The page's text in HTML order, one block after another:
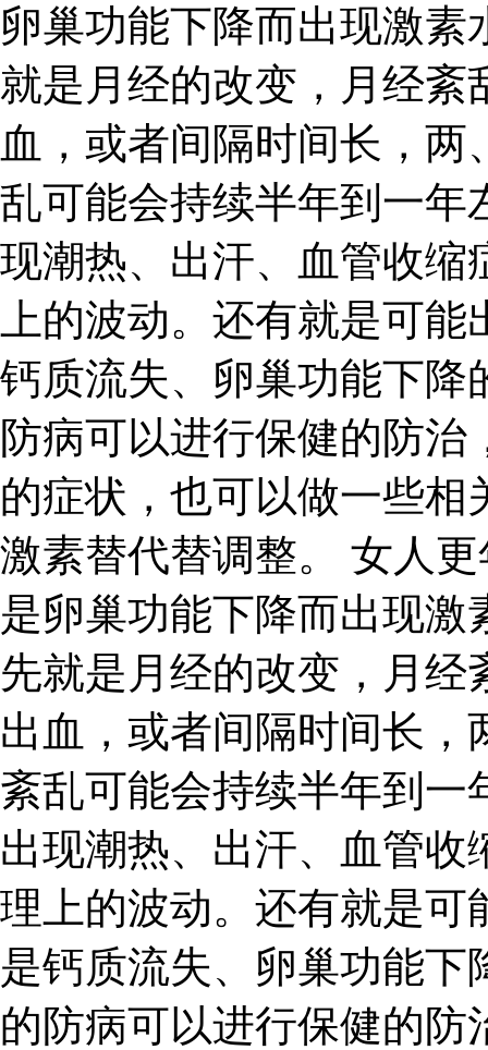
卵巢功能下降而出现激
就是月经的改变，月经紊
血，或者间隔时间长，
乱可能会持续半年到一年
现潮热、出汗、血管收缩
上的波动。还有就是可
钙质流失、卵巢功能下降
防病可以进行保健的防
的症状，也可以做一些
激素替代替调整。 女人
是卵巢功能下降而出现
先就是月经的改变，月
出血，或者间隔时间长
紊乱可能会持续半年到一
出现潮热、出汗、血管
理上的波动。还有就是可
是钙质流失、卵巢功能
的防病可以进行保健的